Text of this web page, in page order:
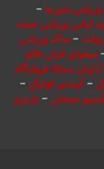
منیریه–
لباس ورزشی عمده
–ساک ورزشی
میخوای فرش هاتو
سنتلا فروشگاه
–کیمدی فوتبال –
صنعتی –باربری